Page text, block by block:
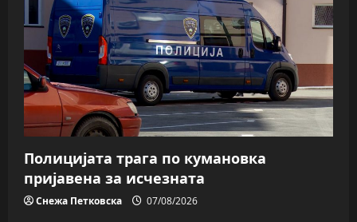
Полицијата трага пo кумановка
пријавена за исчезната
Снежа Петковска 07/08/2026